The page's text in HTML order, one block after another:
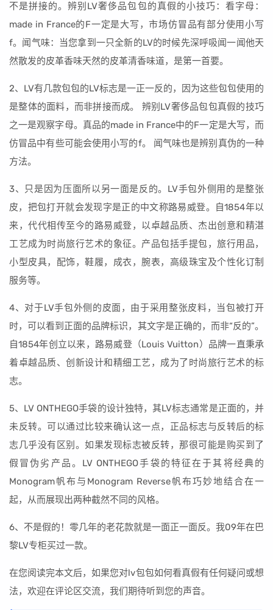
不是拼接的。辨别LV奢侈品包包的真假的小技巧：看字母：
made in France的F一定是大写，市场仿冒品有部分使用小写
f。闻气味：当您拿到一只全新的LV的时候先深呼吸闻一闻他天
然散发的皮革香味天然的皮革清香味道，是第一首要。
2、LV有几款包包的LV标志是一正一反的，因为这些包包使用的
是整体的面料，而非拼接而成。 辨别LV奢侈品包包真假的技巧
之一是观察字母。真品的made in France中的F一定是大写，而
仿冒品中有些可能会使用小写的f。 闻气味也是辨别真伪的一种
方法。
3、只是因为压面所以另一面是反的。LV手包外侧用的是整张
皮，把包打开就会发现字是正的中文称路易威登。自1854年以
来，代代相传至今的路易威登，以卓越品质、杰出创意和精湛
工艺成为时尚旅行艺术的象征。产品包括手提包，旅行用品，
小型皮具，配饰，鞋履，成衣，腕表，高级珠宝及个性化订制
服务等。
4、对于LV手包外侧的皮面，由于采用整张皮料，当包被打开
时，可以看到正面的品牌标识，其文字是正确的，而非“反的”。
自1854年创立以来，路易威登（Louis Vuitton）品牌一直秉承
着卓越品质、创新设计和精细工艺，成为了时尚旅行艺术的标
志。
5、LV ONTHEGO手袋的设计独特，其LV标志通常是正面的，并
未反转。可以通过比较来确认这一点，正品标志与反转后的标
志几乎没有区别。如果发现标志被反转，那很可能是购买到了
假冒伪劣产品。LV ONTHEGO手袋的特征在于其将经典的
Monogram帆布与Monogram Reverse帆布巧妙地结合在一
起，从而展现出两种截然不同的风格。
6、不是假的！零几年的老花款就是一面正一面反。我09年在巴
黎LV专柜买过一款。
在您阅读完本文后，如果您对lv包包如何看真假有任何疑问或想
法，欢迎在评论区交流，我们期待听到您的声音。